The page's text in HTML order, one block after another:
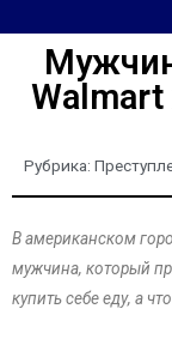
Рубрика:
В американском
мужчина, который
купить себе еду, а